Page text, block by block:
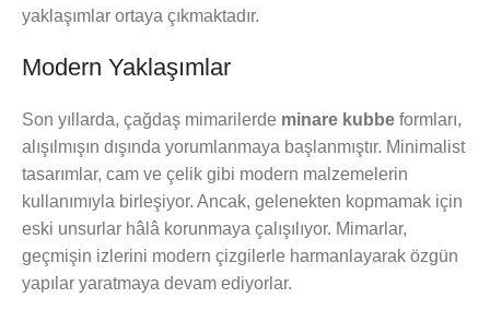
yaklaşımlar ortaya çıkmaktadır.
Modern Yaklaşımlar
Son yıllarda, çağdaş mimarilerde minare kubbe formları,
alışılmışın dışında yorumlanmaya başlanmıştır. Minimalist
tasarımlar, cam ve çelik gibi modern malzemelerin
kullanımıyla birleşiyor. Ancak, gelenekten kopmamak için
eski unsurlar hâlâ korunmaya çalışılıyor. Mimarlar,
geçmişin izlerini modern çizgilerle harmanlayarak özgün
yapılar yaratmaya devam ediyorlar.